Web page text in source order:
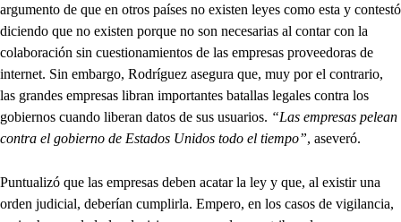
argumento de que en otros países no existen leyes como esta y contestó
diciendo que no existen porque no son necesarias al contar con la
colaboración sin cuestionamientos de las empresas proveedoras de
internet. Sin embargo, Rodríguez asegura que, muy por el contrario,
las grandes empresas libran importantes batallas legales contra los
gobiernos cuando liberan datos de sus usuarios. “Las empresas pelean
contra el gobierno de Estados Unidos todo el tiempo”, aseveró.
Puntualizó que las empresas deben acatar la ley y que, al existir una
orden judicial, deberían cumplirla. Empero, en los casos de vigilancia,